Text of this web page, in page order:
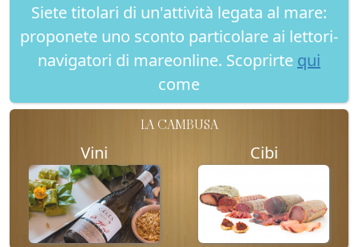
Siete titolari di un'attività legata al mare:
proponete uno sconto particolare ai lettori-
navigatori di mareonline. Scoprirte qui
come
LA CAMBUSA
Vini Cibi